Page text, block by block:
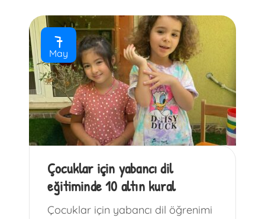
7
May
Çocuklar için yabancı dil
eğitiminde 10 altın kural
Çocuklar için yabancı dil öğrenimi